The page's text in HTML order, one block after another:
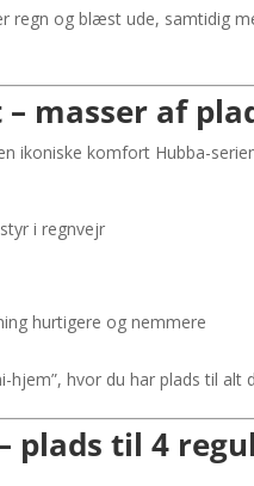
regn og blæst ude, samtidig
masser af
ikoniske komfort Hubba-
i regnvejr
hurtigere og nemmere
hvor du har plads til alt
plads til 4